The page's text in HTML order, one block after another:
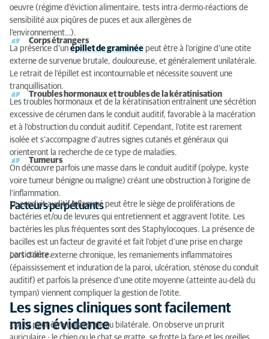
oeuvre (régime d’éviction alimentaire, tests intra-dermo-réactions de
sensibilité aux piqûres de puces et aux allergènes de
l’environnement…).
Corps étrangers
La présence d’un épillet de graminée peut être à l’origine d’une otite
externe de survenue brutale, douloureuse, et généralement unilatérale.
Le retrait de l’épillet est incontournable et nécessite souvent une
tranquillisation.
Troubles hormonaux et troubles de la kératinisation
Les troubles hormonaux et de la kératinisation entraînent une sécrétion
excessive de cérumen dans le conduit auditif, favorable à la macération
et à l’obstruction du conduit auditif. Cependant, l’otite est rarement
isolée et s’accompagne d’autres signes cutanés et généraux qui
orienteront la recherche de ce type de maladies.
Tumeurs
On découvre parfois une masse dans le conduit auditif (polype, kyste
voire tumeur bénigne ou maligne) créant une obstruction à l’origine de
l’inflammation.
Facteurs perpétuants
Le conduit auditif inflammé peut être le siège de proliférations de
bactéries et/ou de levures qui entretiennent et aggravent l’otite. Les
bactéries les plus fréquentes sont des Staphylocoques. La présence de
bacilles est un facteur de gravité et fait l’objet d’une prise en charge
particulière.
Lors d’otite externe chronique, les remaniements inflammatoires
(épaississement et induration de la paroi, ulcération, sténose du conduit
auditif) et parfois la présence d’une otite moyenne (atteinte au-delà du
tympan) viennent compliquer la gestion de l’otite.
Les signes cliniques sont facilement
mis en évidence
L’otite peut être unilatérale ou bilatérale. On observe un prurit